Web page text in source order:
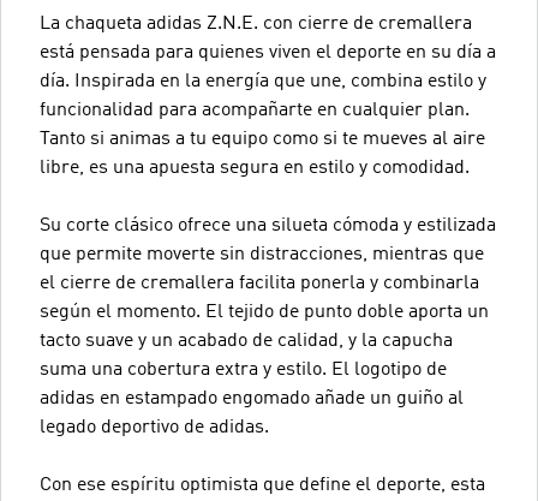
La chaqueta adidas Z.N.E. con cierre de cremallera
está pensada para quienes viven el deporte en su día a
día. Inspirada en la energía que une, combina estilo y
funcionalidad para acompañarte en cualquier plan.
Tanto si animas a tu equipo como si te mueves al aire
libre, es una apuesta segura en estilo y comodidad.
Su corte clásico ofrece una silueta cómoda y estilizada
que permite moverte sin distracciones, mientras que
el cierre de cremallera facilita ponerla y combinarla
según el momento. El tejido de punto doble aporta un
tacto suave y un acabado de calidad, y la capucha
suma una cobertura extra y estilo. El logotipo de
adidas en estampado engomado añade un guiño al
legado deportivo de adidas.
Con ese espíritu optimista que define el deporte, esta